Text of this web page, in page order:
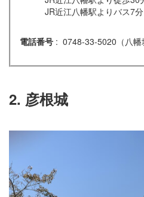
JR近江八幡駅よりバス7
電話番号 : 0748-33-5020（八幡
2. 彦根城